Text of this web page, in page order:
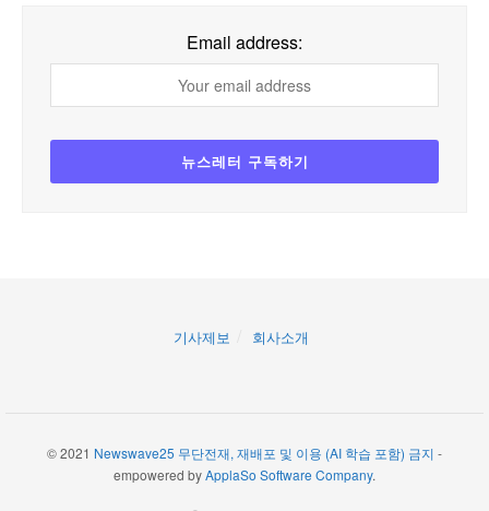
Email address:
기사제보 회사소개
© 2021 Newswave25 무단전재, 재배포 및 이용 (AI 학습 포함) 금지 -
empowered byApplaSo Software Company.